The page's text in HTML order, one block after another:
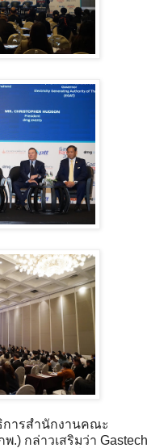
การสำนักงานคณะ
.) กล่าวเสริมว่า Gastech